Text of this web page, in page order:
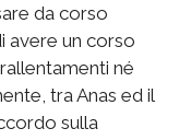
da corso
avere un corso
né
tra Anas ed il
sulla